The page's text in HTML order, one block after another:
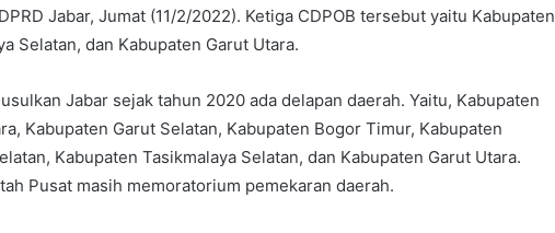
Jabar, Jumat (11/2/2022). Ketiga CDPOB tersebut yaitu Kabupaten
Selatan, dan Kabupaten Garut Utara.
Jabar sejak tahun 2020 ada delapan daerah. Yaitu, Kabupaten
Kabupaten Garut Selatan, Kabupaten Bogor Timur, Kabupaten
Kabupaten Tasikmalaya Selatan, dan Kabupaten Garut Utara.
Pusat masih memoratorium pemekaran daerah.